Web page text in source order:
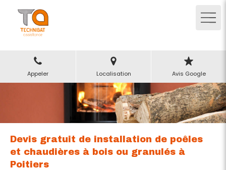
Appeler Localisation Avis Google
Devis gratuit de installation de poêles
et chaudières à bois ou granulés à
Poitiers